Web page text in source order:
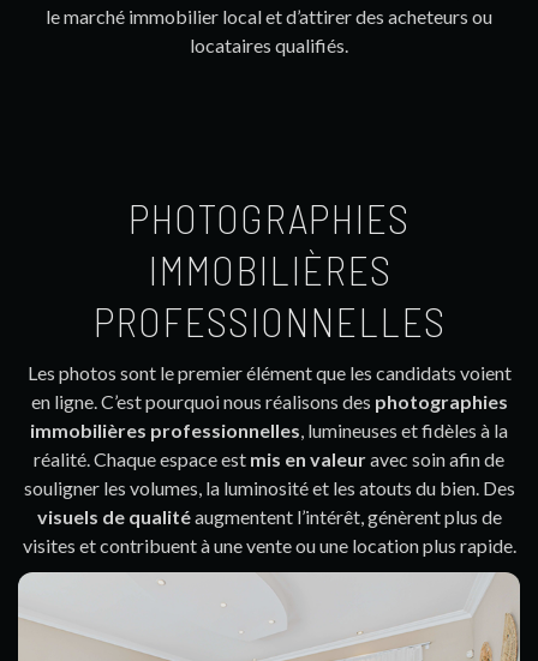
le marché immobilier local et d’attirer des acheteurs ou
locataires qualifiés.
PHOTOGRAPHIES
IMMOBILIÈRES
PROFESSIONNELLES
Les photos sont le premier élément que les candidats voient
en ligne. C’est pourquoi nous réalisons des photographies
immobilières professionnelles, lumineuses et fidèles à la
réalité. Chaque espace est mis en valeuravec soin afin de
souligner les volumes, la luminosité et les atouts du bien. Des
visuels de qualitéaugmentent l’intérêt, génèrent plus de
visites et contribuent à une vente ou une location plus rapide.